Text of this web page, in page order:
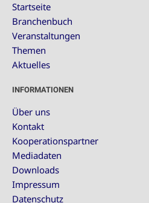
Startseite
Branchenbuch
Veranstaltungen
Themen
Aktuelles
INFORMATIONEN
Über uns
Kontakt
Kooperationspartner
Mediadaten
Downloads
Impressum
Datenschutz